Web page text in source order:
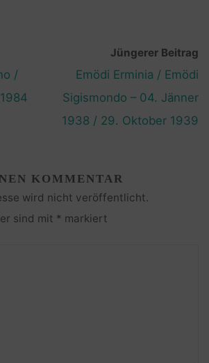
/
Jüngerer Beitrag
Emödi Erminia / Emödi
Sigismondo – 04. Jänner
1938 / 29. Oktober 1939
KOMMENTAR
wird nicht veröffentlicht.
sind mit * markiert